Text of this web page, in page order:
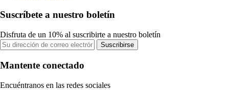
Suscríbete a nuestro boletín
Disfruta de un 10% al suscribirte a nuestro boletín
Suscribirse
Mantente conectado
Encuéntranos en las redes sociales